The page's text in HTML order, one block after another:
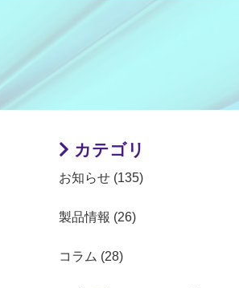
カテゴリ
お知らせ (135)
製品情報 (26)
コラム (28)